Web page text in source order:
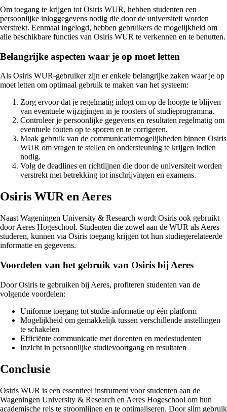
Om toegang te krijgen tot Osiris WUR, hebben studenten een
persoonlijke inloggegevens nodig die door de universiteit worden
verstrekt. Eenmaal ingelogd, hebben gebruikers de mogelijkheid om
alle beschikbare functies van Osiris WUR te verkennen en te benutten.
Belangrijke aspecten waar je op moet letten
Als Osiris WUR-gebruiker zijn er enkele belangrijke zaken waar je op
moet letten om optimaal gebruik te maken van het systeem:
Zorg ervoor dat je regelmatig inlogt om op de hoogte te blijven
van eventuele wijzigingen in je roosters of studieprogramma.
Controleer je persoonlijke gegevens en resultaten regelmatig om
eventuele fouten op te sporen en te corrigeren.
Maak gebruik van de communicatiemogelijkheden binnen Osiris
WUR om vragen te stellen en ondersteuning te krijgen indien
nodig.
Volg de deadlines en richtlijnen die door de universiteit worden
verstrekt met betrekking tot inschrijvingen en examens.
Osiris WUR en Aeres
Naast Wageningen University & Research wordt Osiris ook gebruikt
door Aeres Hogeschool. Studenten die zowel aan de WUR als Aeres
studeren, kunnen via Osiris toegang krijgen tot hun studiegerelateerde
informatie en gegevens.
Voordelen van het gebruik van Osiris bij Aeres
Door Osiris te gebruiken bij Aeres, profiteren studenten van de
volgende voordelen:
Uniforme toegang tot studie-informatie op één platform
Mogelijkheid om gemakkelijk tussen verschillende instellingen
te schakelen
Efficiënte communicatie met docenten en medestudenten
Inzicht in persoonlijke studievoortgang en resultaten
Conclusie
Osiris WUR is een essentieel instrument voor studenten aan de
Wageningen University & Research en Aeres Hogeschool om hun
academische reis te stroomlijnen en te optimaliseren. Door slim gebruik